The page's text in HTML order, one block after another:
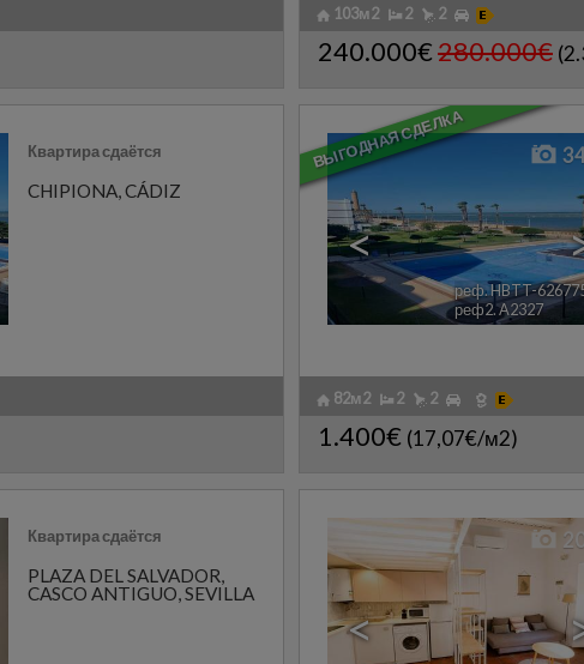
103м2 2 2
240.000€280.000€
CHIPIONA,CÁDIZ
Квартира сдаётся ВЫГОДНАЯ СДЕЛКА
<
реф. HBTT-
реф2. A2327
82м2 2 2
1.400€ (17,07€/м2)
PLAZA DEL SALVADOR,
CASCO ANTIGUO,SEVILLA
Квартира сдаётся
<